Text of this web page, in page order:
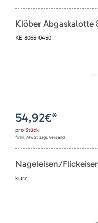
Klöber Abgaskalotte
KE 8065-0450
54,92€*
pro Stück
*inkl. MwSt zzgl. Versand
Nageleisen/
kurz